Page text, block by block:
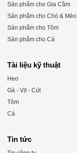
Sản phẩm cho Gia Cầm
Sản phẩm cho Chó & Mèo
Sản phẩm cho Tôm
Sản phẩm cho Cá
Tài liệu kỹ thuật
Heo
Gà - Vịt - Cút
Tôm
Cá
Tin tức